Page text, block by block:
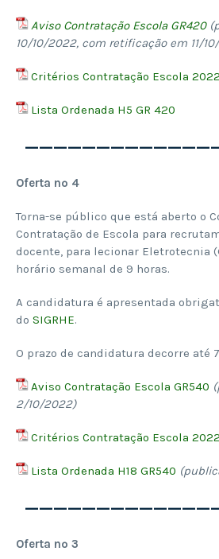
Aviso Contratação Escola GR420
10/10/2022, com retificação em 11/
Critérios Contratação Escola
Lista Ordenada H5 GR 420
Oferta nº 4
Torna-se público que está aberto o
Contratação de Escola para
docente, para lecionar Eletrotecnia
horário semanal de 9 horas.
A candidatura é apresentada
do SIGRHE.
O prazo de candidatura decorre até
Aviso Contratação Escola GR540
2/10/2022)
Critérios Contratação Escola
Lista Ordenada H18 GR540
Oferta nº 3